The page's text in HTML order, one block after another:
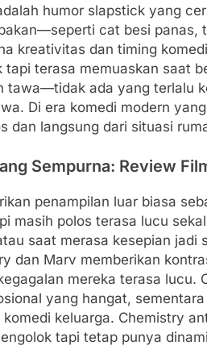
humor slapstick yang
cat besi panas,
kreativitas dan timing
tapi terasa memuaskan saat
tawa—tidak ada yang terlalu
Di era komedi modern
dan langsung dari situasi
Sempurna: Review
penampilan luar biasa
masih polos terasa lucu
saat merasa kesepian jadi
dan Marv memberikan
mereka terasa lucu.
yang hangat,
keluarga. Chemistry
tapi tetap punya